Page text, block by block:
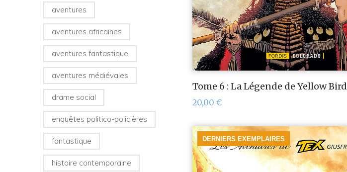
aventures
aventures africaines
aventures fantastique
aventures médiévales
drame social
enquêtes politico-policières
fantastique
histoire contemporaine
Tome 6 : La Légende de Yellow Bird
20,00 €
DERNIERS EXEMPLAIRES